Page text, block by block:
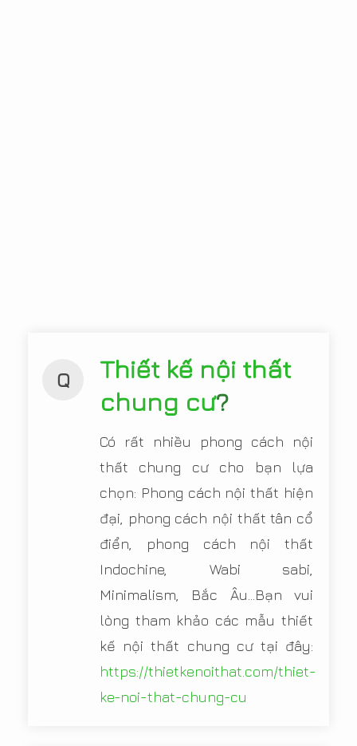
Q
Thiết kế nội thất
chung cư?
Có rất nhiều phong cách nội
thất chung cư cho bạn lựa
chọn: Phong cách nội thất hiện
đại, phong cách nội thất tân cổ
điển, phong cách nội thất
Indochine, Wabi sabi,
Minimalism, Bắc Âu...Bạn vui
lòng tham khảo các mẫu thiết
kế nội thất chung cư tại đây:
https://thietkenoithat.com/thiet-
ke-noi-that-chung-cu